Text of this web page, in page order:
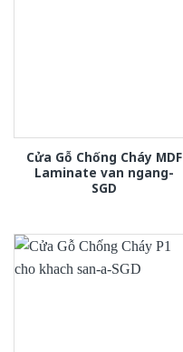
Cửa Gỗ Chống Cháy MDF
Laminate van ngang-
SGD